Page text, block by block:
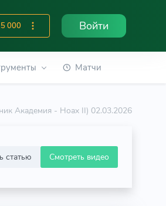
000 Войти
Матчи
Академия - Ноах II) 02.03.2026
статью Смотреть видео